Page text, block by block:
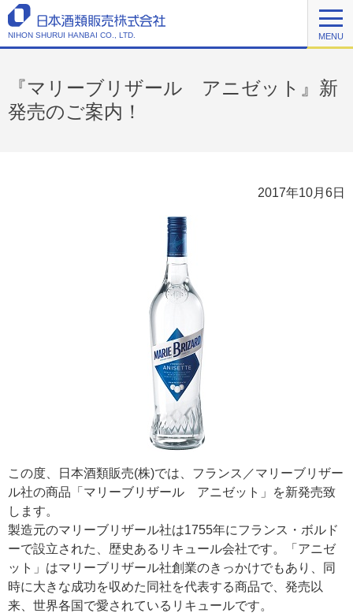
NIHON SHURUI HANBAI CO., LTD. MENU
『マリーブリザール アニゼット』新
発売のご案内！
2017年10月6日
この度、日本酒類販売(株)では、フランス／マリーブリザー
ル社の商品「マリーブリザール アニゼット」を新発売致
します。
製造元のマリーブリザール社は1755年にフランス・ボルド
ーで設立された、歴史あるリキュール会社です。「アニゼ
ット」はマリーブリザール社創業のきっかけでもあり、同
時に大きな成功を収めた同社を代表する商品で、発売以
来、世界各国で愛されているリキュールです。